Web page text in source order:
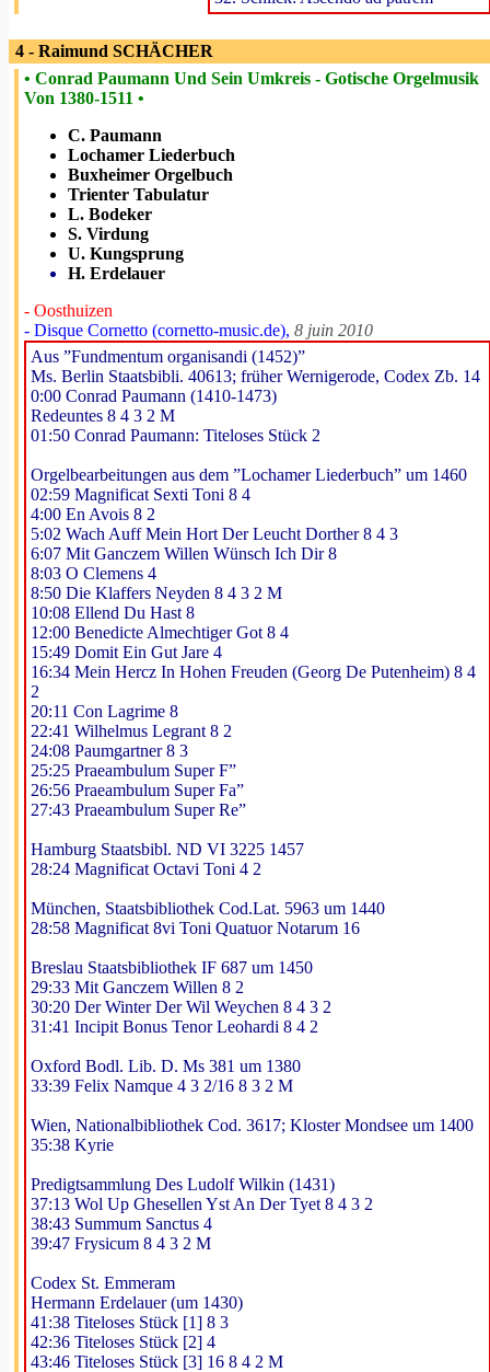
4 - Raimund SCHÄCHER
• Conrad Paumann Und Sein Umkreis - Gotische Orgelmusik
Von 1380-1511 •
C. Paumann
Lochamer Liederbuch
Buxheimer Orgelbuch
Trienter Tabulatur
L. Bodeker
S. Virdung
U. Kungsprung
H. Erdelauer
- Oosthuizen
- Disque Cornetto (cornetto-music.de), 8 juin 2010
Aus ”Fundmentum organisandi (1452)”
Ms. Berlin Staatsbibli. 40613; früher Wernigerode, Codex Zb. 14
0:00 Conrad Paumann (1410-1473)
Redeuntes 8 4 3 2 M
01:50 Conrad Paumann: Titeloses Stück 2
Orgelbearbeitungen aus dem ”Lochamer Liederbuch” um 1460
02:59 Magnificat Sexti Toni 8 4
4:00 En Avois 8 2
5:02 Wach Auff Mein Hort Der Leucht Dorther 8 4 3
6:07 Mit Ganczem Willen Wünsch Ich Dir 8
8:03 O Clemens 4
8:50 Die Klaffers Neyden 8 4 3 2 M
10:08 Ellend Du Hast 8
12:00 Benedicte Almechtiger Got 8 4
15:49 Domit Ein Gut Jare 4
16:34 Mein Hercz In Hohen Freuden (Georg De Putenheim) 8 4
2
20:11 Con Lagrime 8
22:41 Wilhelmus Legrant 8 2
24:08 Paumgartner 8 3
25:25 Praeambulum Super F”
26:56 Praeambulum Super Fa”
27:43 Praeambulum Super Re”
Hamburg Staatsbibl. ND VI 3225 1457
28:24 Magnificat Octavi Toni 4 2
München, Staatsbibliothek Cod.Lat. 5963 um 1440
28:58 Magnificat 8vi Toni Quatuor Notarum 16
Breslau Staatsbibliothek IF 687 um 1450
29:33 Mit Ganczem Willen 8 2
30:20 Der Winter Der Wil Weychen 8 4 3 2
31:41 Incipit Bonus Tenor Leohardi 8 4 2
Oxford Bodl. Lib. D. Ms 381 um 1380
33:39 Felix Namque 4 3 2/16 8 3 2 M
Wien, Nationalbibliothek Cod. 3617; Kloster Mondsee um 1400
35:38 Kyrie
Predigtsammlung Des Ludolf Wilkin (1431)
37:13 Wol Up Ghesellen Yst An Der Tyet 8 4 3 2
38:43 Summum Sanctus 4
39:47 Frysicum 8 4 3 2 M
Codex St. Emmeram
Hermann Erdelauer (um 1430)
41:38 Titeloses Stück [1] 8 3
42:36 Titeloses Stück [2] 4
43:46 Titeloses Stück [3] 16 8 4 2 M